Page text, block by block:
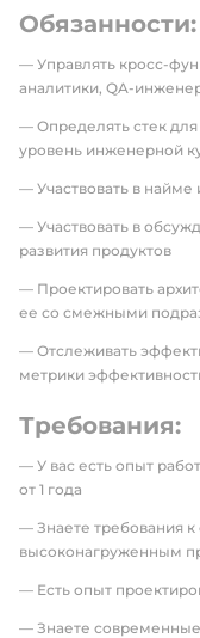
Обязанности:
— Управлять кросс-
аналитики, QA-
— Определять стек
уровень инженерной
— Участвовать в найме
— Участвовать в
развития продуктов
— Проектировать
ее со смежными
— Отслеживать
метрики
Требования:
— У вас есть опыт
от 1 года
— Знаете требования
высоконагруженным
— Есть опыт
— Знаете